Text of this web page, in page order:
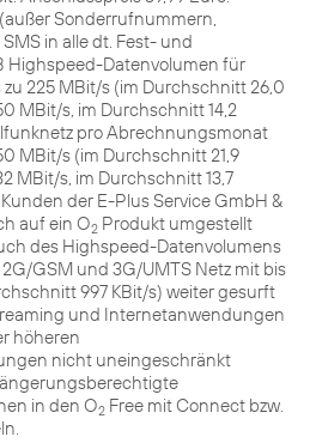
Sonderrufnummern,
in alle dt. Fest- und
Highspeed-Datenvolumen für
225 MBit/s (im Durchschnitt 26,0
MBit/s, im Durchschnitt 14,2
pro Abrechnungsmonat
MBit/s (im Durchschnitt 21,9
MBit/s, im Durchschnitt 13,7
der E-Plus Service GmbH &
auf ein O2 Produkt umgestellt
des Highspeed-Datenvolumens
2G/GSM und 3G/UMTS Netz mit bis
997 KBit/s) weiter gesurft
und Internetanwendungen
höheren
nicht uneingeschränkt
in den O2 Free mit Connect bzw.